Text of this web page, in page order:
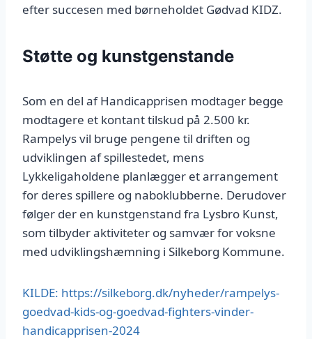
efter succesen med børneholdet Gødvad KIDZ.
Støtte og kunstgenstande
Som en del af Handicapprisen modtager begge
modtagere et kontant tilskud på 2.500 kr.
Rampelys vil bruge pengene til driften og
udviklingen af spillestedet, mens
Lykkeligaholdene planlægger et arrangement
for deres spillere og naboklubberne. Derudover
følger der en kunstgenstand fra Lysbro Kunst,
som tilbyder aktiviteter og samvær for voksne
med udviklingshæmning i Silkeborg Kommune.
KILDE: https://silkeborg.dk/nyheder/rampelys-
goedvad-kids-og-goedvad-fighters-vinder-
handicapprisen-2024